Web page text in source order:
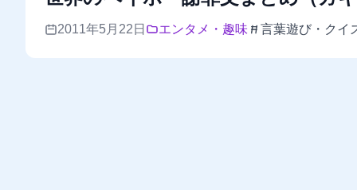
2011年5月22日 エンタメ・趣味 言葉遊び・クイ